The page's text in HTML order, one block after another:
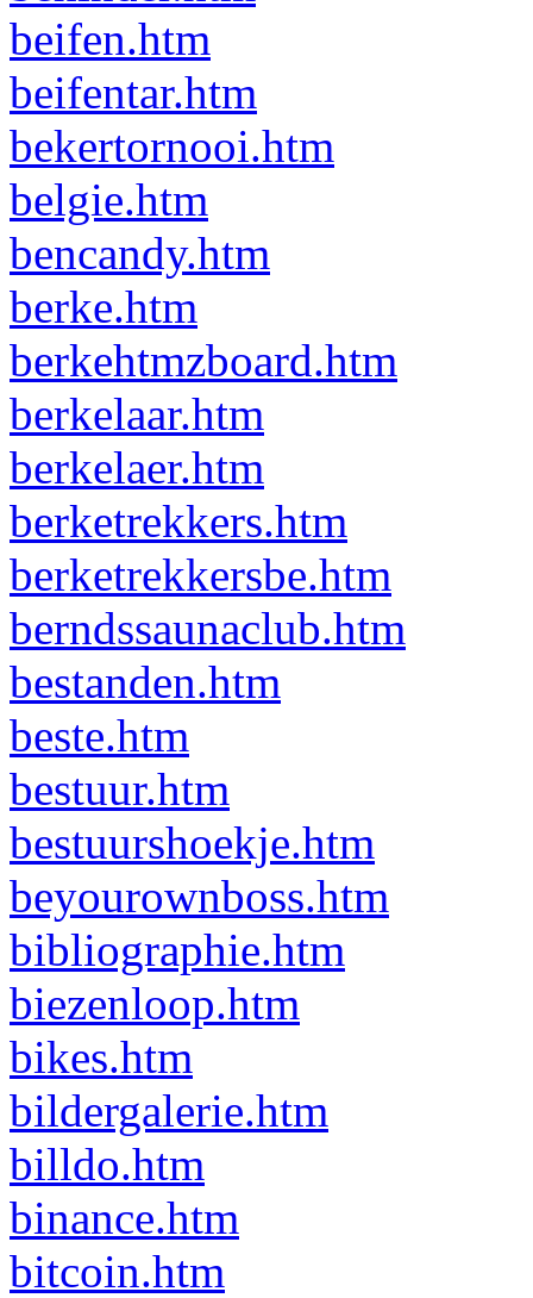
beifen.htm
beifentar.htm
bekertornooi.htm
belgie.htm
bencandy.htm
berke.htm
berkehtmzboard.htm
berkelaar.htm
berkelaer.htm
berketrekkers.htm
berketrekkersbe.htm
berndssaunaclub.htm
bestanden.htm
beste.htm
bestuur.htm
bestuurshoekje.htm
beyourownboss.htm
bibliographie.htm
biezenloop.htm
bikes.htm
bildergalerie.htm
billdo.htm
binance.htm
bitcoin.htm